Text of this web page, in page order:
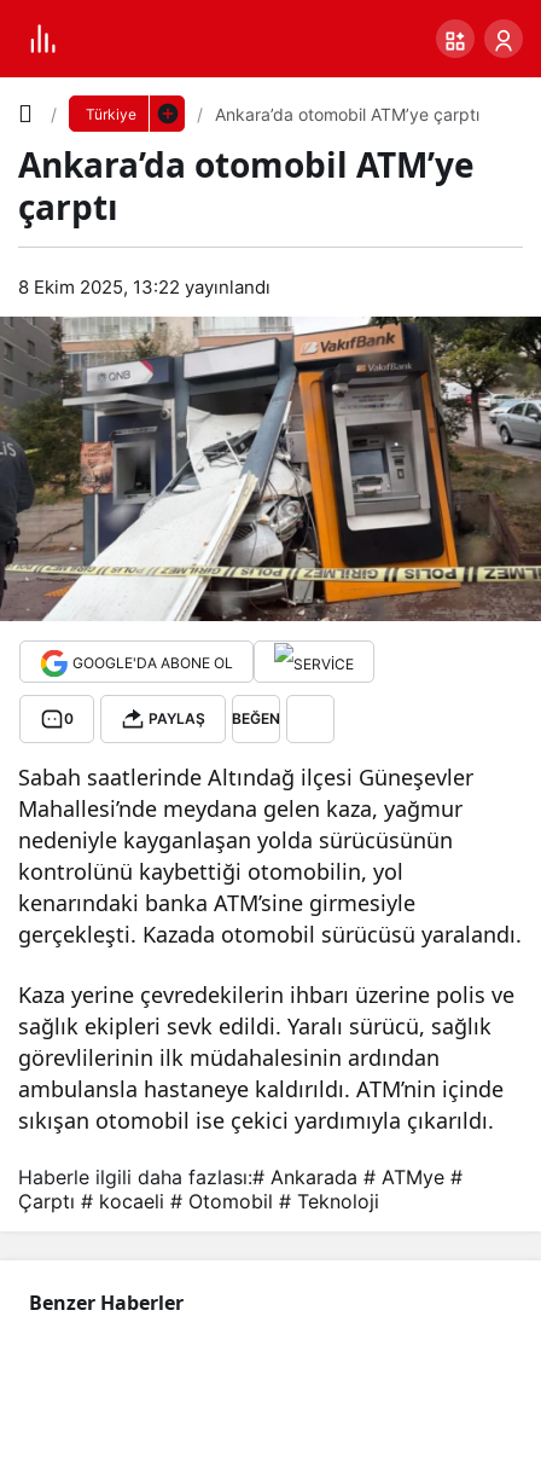
Türkiye Ankara’da otomobil ATM’ye çarptı
Ankara’da otomobil ATM’ye
çarptı
8 Ekim 2025, 13:22 yayınlandı
GOOGLE'DA ABONE OL
0 PAYLAŞ BEĞEN
Sabah saatlerinde Altındağ ilçesi Güneşevler
Mahallesi’nde meydana gelen kaza, yağmur
nedeniyle kayganlaşan yolda sürücüsünün
kontrolünü kaybettiği otomobilin, yol
kenarındaki banka ATM’sine girmesiyle
gerçekleşti. Kazada otomobil sürücüsü yaralandı.
Kaza yerine çevredekilerin ihbarı üzerine polis ve
sağlık ekipleri sevk edildi. Yaralı sürücü, sağlık
görevlilerinin ilk müdahalesinin ardından
ambulansla hastaneye kaldırıldı. ATM’nin içinde
sıkışan otomobil ise çekici yardımıyla çıkarıldı.
Ank
ara’
da
oto
mob
il
AT
M’y
e
çarp
tı
Yazı
Boyutunu
Küçük 100% Dev
Varsayılana
Haberle ilgili daha fazlası:# Ankarada # ATMye #
Çarptı # kocaeli # Otomobil # Teknoloji
Benzer Haberler